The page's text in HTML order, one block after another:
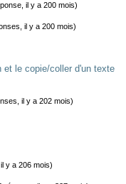
il y a 200 mois)
il y a 200 mois)
et le copie/coller d'un texte
il y a 202 mois)
y a 206 mois)